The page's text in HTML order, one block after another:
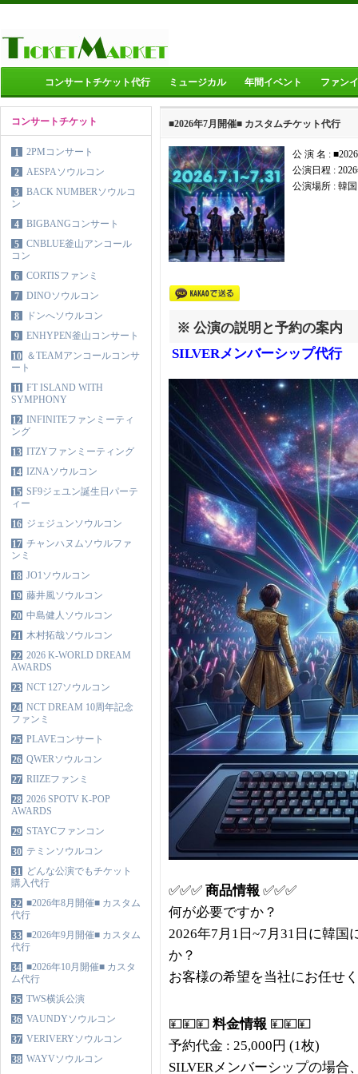
コンサートチケット代行 ミュージカル 年間イベント ファン
コンサートチケット
1
2PMコンサート
2
AESPAソウルコン
3
BACK NUMBERソウルコ
ン
4
BIGBANGコンサート
5
CNBLUE釜山アンコール
コン
6
CORTISファンミ
7
DINOソウルコン
8
ドンへソウルコン
9
ENHYPEN釜山コンサート
10 ＆TEAMアンコールコンサ
ート
11 FT ISLAND WITH
SYMPHONY
12 INFINITEファンミーティ
ング
13 ITZYファンミーティング
14 IZNAソウルコン
15 SF9ジェユン誕生日パーテ
ィー
16 ジェジュンソウルコン
17 チャンハヌムソウルファ
ンミ
18 JO1ソウルコン
19 藤井風ソウルコン
20 中島健人ソウルコン
21 木村拓哉ソウルコン
22 2026 K-WORLD DREAM
AWARDS
23 NCT 127ソウルコン
24 NCT DREAM 10周年記念
ファンミ
25 PLAVEコンサート
26 QWERソウルコン
27 RIIZEファンミ
28 2026 SPOTV K-POP
AWARDS
29 STAYCファンコン
30 テミンソウルコン
31 どんな公演でもチケット
購入代行
32 ■2026年8月開催■ カスタム
代行
33 ■2026年9月開催■ カスタム
代行
34 ■2026年10月開催■ カスタ
ム代行
35 TWS横浜公演
36 VAUNDYソウルコン
37 VERIVERYソウルコン
38 WAYVソウルコン
■2026年7月開催■ カスタムチケット代行
公 演 名 :
公演日程 :
公演場所 : 韓国
※ 公演の説明と予約の案内
SILVERメンバーシップ代行
✅✅✅ 商品情報 ✅✅✅
何が必要ですか？
2026年7月1日~7月31日に韓
か？
お客様の希望を当社にお任せ
💴💴💴 料金情報 💴💴💴
予約代金 : 25,000円 (1枚)
SILVERメンバーシップの場